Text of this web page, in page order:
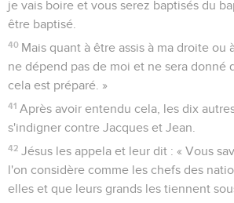
je vais boire et vous serez baptisés du
être baptisé.
40 Mais quant à être assis à ma droite ou
ne dépend pas de moi et ne sera donné
cela est préparé. »
41 Après avoir entendu cela, les dix
s'indigner contre Jacques et Jean.
42 Jésus les appela et leur dit : « Vous
l'on considère comme les chefs des
elles et que leurs grands les tiennent